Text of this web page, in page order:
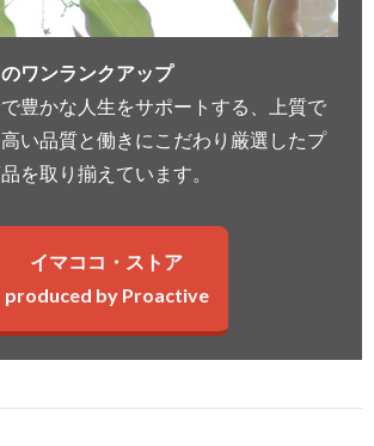
ワンランクアップ
豊かな人生をサポートする、上質で
い品質と働きにこだわり厳選したプ
を取り揃えています。
イマココ・ストア
produced by Proactive